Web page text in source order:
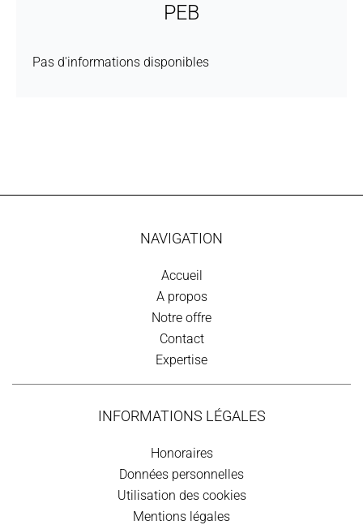
PEB
Pas d'informations disponibles
NAVIGATION
Accueil
A propos
Notre offre
Contact
Expertise
INFORMATIONS LÉGALES
Honoraires
Données personnelles
Utilisation des cookies
Mentions légales